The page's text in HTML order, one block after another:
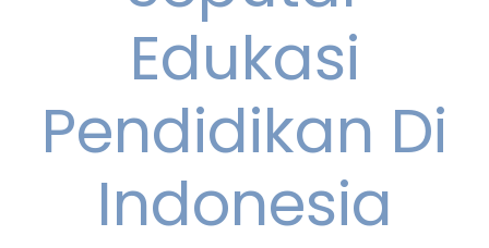
Edukasi
Pendidikan Di
Indonesia